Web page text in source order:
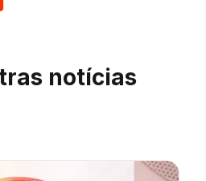
notícias